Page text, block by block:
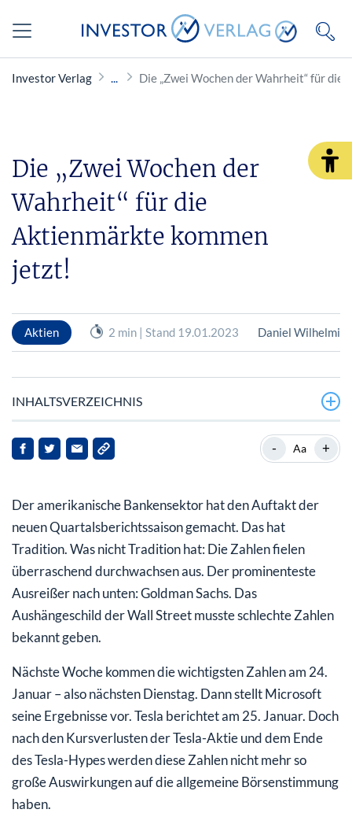
Investor Verlag Die „Zwei Wochen der Wahrheit“ für
Die „Zwei Wochen der
Wahrheit“ für die
Aktienmärkte kommen
jetzt!
Aktien 2 min | Stand 19.01.2023 Daniel Wilhelmi
INHALTSVERZEICHNIS
Big-Tech wird Anfang Februar die Börsenrichtung
bestimmen
- Aa +
Der amerikanische Bankensektor hat den Auftakt der
neuen Quartalsberichtssaison gemacht. Das hat
Tradition. Was nicht Tradition hat: Die Zahlen fielen
überraschend durchwachsen aus. Der prominenteste
Ausreißer nach unten: Goldman Sachs. Das
Aushängeschild der Wall Street musste schlechte Zahlen
bekannt geben.
Nächste Woche kommen die wichtigsten Zahlen am 24.
Januar – also nächsten Dienstag. Dann stellt Microsoft
seine Ergebnisse vor. Tesla berichtet am 25. Januar. Doch
nach den Kursverlusten der Tesla-Aktie und dem Ende
des Tesla-Hypes werden diese Zahlen nicht mehr so
große Auswirkungen auf die allgemeine Börsenstimmung
haben.